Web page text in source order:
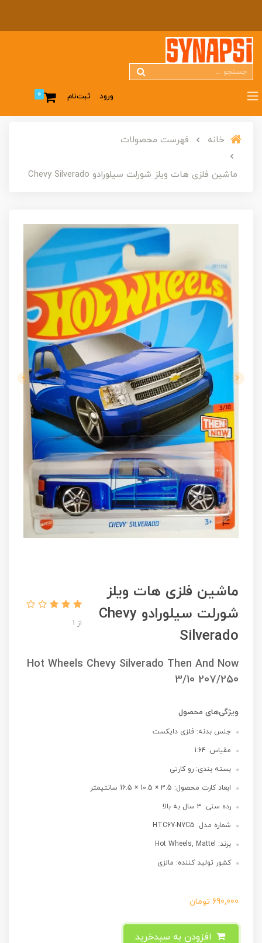
ورود ثبت‌نام 0
خانه فهرست محصولات
ماشین فلزی هات ویلز شورلت سیلورادو Chevy Silverado
ماشین فلزی هات ویلز
شورلت سیلورادو Chevy
Silverado
از 1
Hot Wheels Chevy Silverado Then And Now
3/10 207/250
ویژگی‌های محصول
جنس بدنه: فلزی دایکست
مقیاس: 1:64
بسته بندی: رو کارتی
ابعاد کارت محصول: 3.5 × 10.5 × 16.5 سانتیمتر
رده سنی: 3 سال به بالا
شماره مدل: HTC67-N7C5
برند: Hot Wheels, Mattel
کشور تولید کننده: مالزی
690,000 تومان